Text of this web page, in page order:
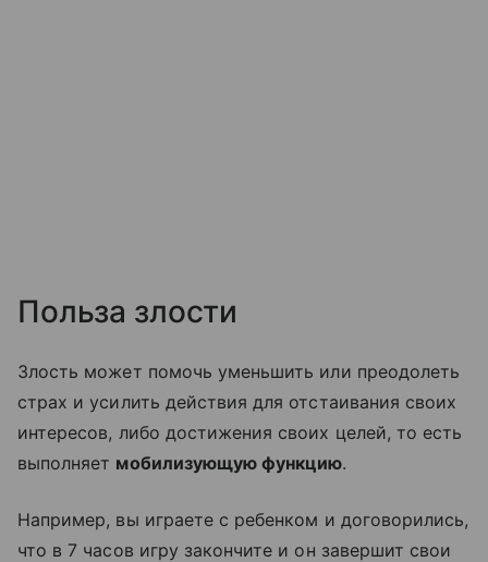
Польза злости
Злость может помочь уменьшить или преодолеть
страх и усилить действия для отстаивания своих
интересов, либо достижения своих целей, то есть
выполняет мобилизующую функцию.
Например, вы играете с ребенком и договорились,
что в 7 часов игру закончите и он завершит свои